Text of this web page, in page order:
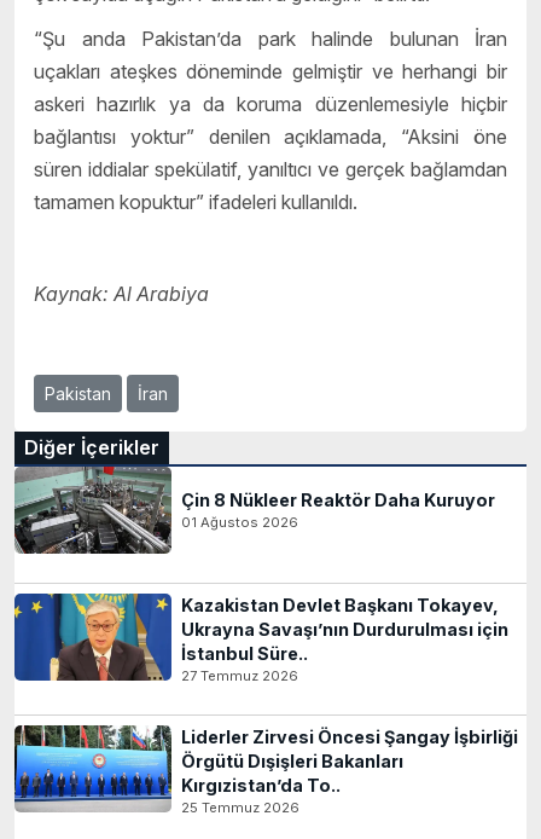
“Şu anda Pakistan’da park halinde bulunan İran
uçakları ateşkes döneminde gelmiştir ve herhangi bir
askeri hazırlık ya da koruma düzenlemesiyle hiçbir
bağlantısı yoktur” denilen açıklamada, “Aksini öne
süren iddialar spekülatif, yanıltıcı ve gerçek bağlamdan
tamamen kopuktur” ifadeleri kullanıldı.
Kaynak: Al Arabiya
Pakistan İran
Diğer İçerikler
Çin 8 Nükleer Reaktör Daha Kuruyor
01 Ağustos 2026
Kazakistan Devlet Başkanı Tokayev,
Ukrayna Savaşı’nın Durdurulması için
İstanbul Süre..
27 Temmuz 2026
Liderler Zirvesi Öncesi Şangay İşbirliği
Örgütü Dışişleri Bakanları
Kırgızistan’da To..
25 Temmuz 2026